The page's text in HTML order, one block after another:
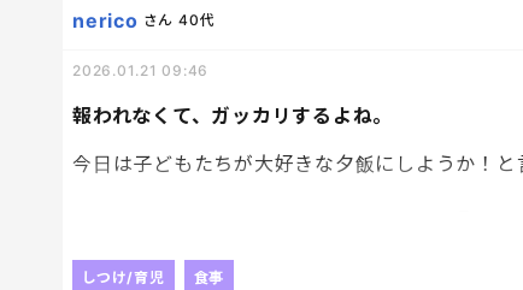
報われなくて、ガッカリするよね。
nerico さん 40代
2026.01.21 09:46
今日は子どもたちが大好きな夕飯にしようか！と
しつけ/育児 食事